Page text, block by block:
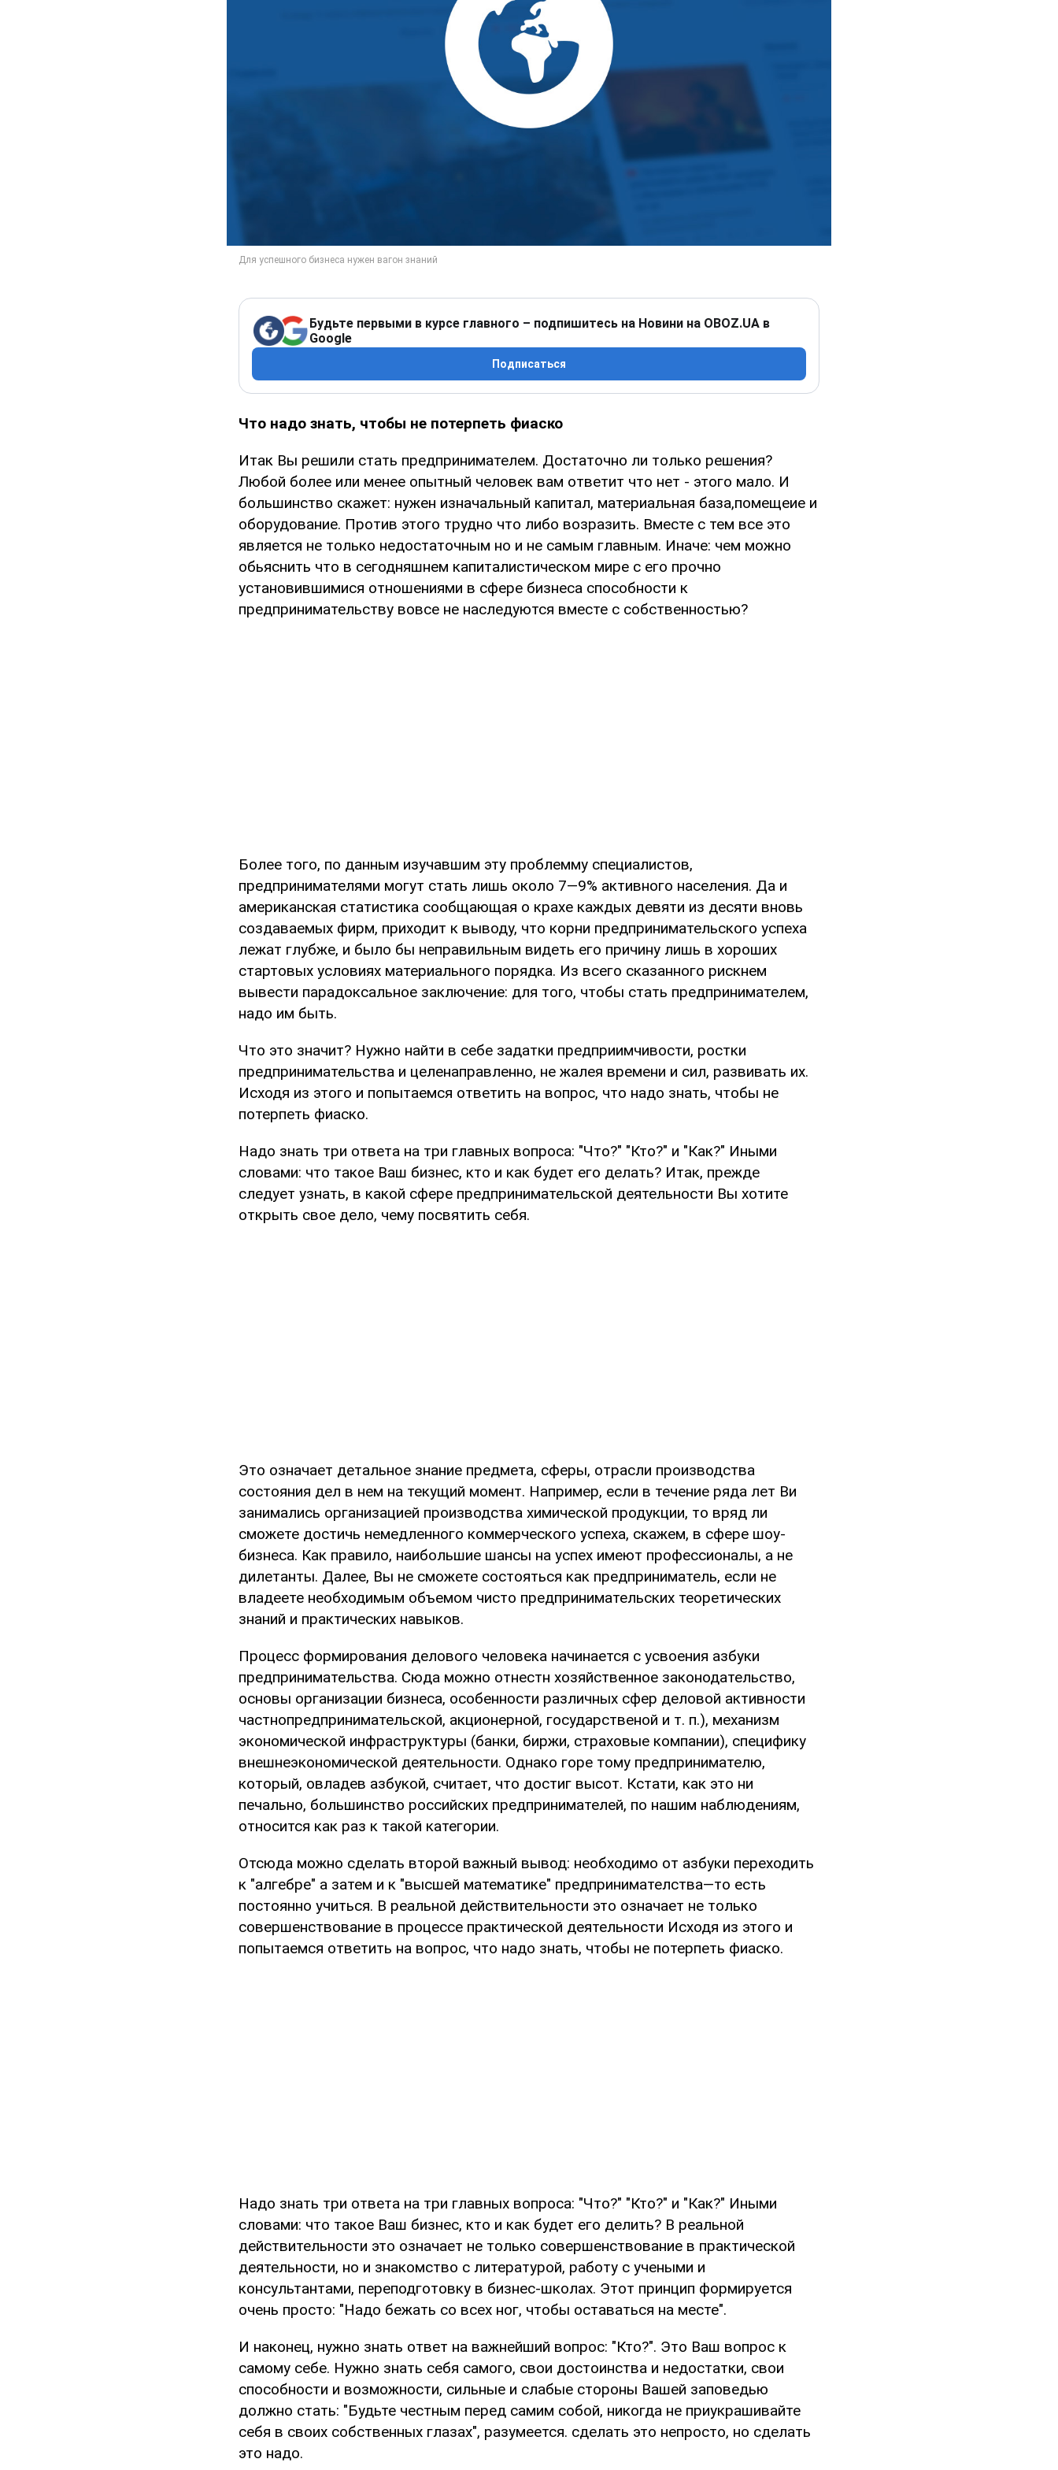
Будьте первыми в курсе главного – подпишитесь на Новини на OBOZ.UA в
Google
Подписаться
Что надо знать, чтобы не потерпеть фиаско
Итак Вы решили стать предпринимателем. Достаточно ли только решения?
Любой более или менее опытный человек вам ответит что нет - этого мало. И
большинство скажет: нужен изначальный капитал, материальная база,помещеие и
оборудование. Против этого трудно что либо возразить. Вместе с тем все это
является не только недостаточным но и не самым главным. Иначе: чем можно
обьяснить что в сегодняшнем капиталистическом мире с его прочно
установившимися отношениями в сфере бизнеса способности к
предпринимательству вовсе не наследуются вместе с собственностью?
Более того, по данным изучавшим эту проблемму специалистов,
предпринимателями могут стать лишь около 7—9% активного населения. Да и
американская статистика сообщающая о крахе каждых девяти из десяти вновь
создаваемых фирм, приходит к выводу, что корни предпринимательского успеха
лежат глубже, и было бы неправильным видеть его причину лишь в хороших
стартовых условиях материального порядка. Из всего сказанного рискнем
вывести парадоксальное заключение: для того, чтобы стать предпринимателем,
надо им быть.
Что это значит? Нужно найти в себе задатки предприимчивости, ростки
предпринимательства и целенаправленно, не жалея времени и сил, развивать их.
Исходя из этого и попытаемся ответить на вопрос, что надо знать, чтобы не
потерпеть фиаско.
Надо знать три ответа на три главных вопроса: "Что?" "Кто?" и "Как?" Иными
словами: что такое Ваш бизнес, кто и как будет его делать? Итак, прежде
следует узнать, в какой сфере предпринимательской деятельности Вы хотите
открыть свое дело, чему посвятить себя.
Это означает детальное знание предмета, сферы, отрасли производства
состояния дел в нем на текущий момент. Например, если в течение ряда лет Ви
занимались организацией производства химической продукции, то вряд ли
сможете достичь немедленного коммерческого успеха, скажем, в сфере шоу-
бизнеса. Как правило, наибольшие шансы на успех имеют профессионалы, а не
дилетанты. Далее, Вы не сможете состояться как предприниматель, если не
владеете необходимым объемом чисто предпринимательских теоретических
знаний и практических навыков.
Процесс формирования делового человека начинается с усвоения азбуки
предпринимательства. Сюда можно отнестн хозяйственное законодательство,
основы организации бизнеса, особенности различных сфер деловой активности
частнопредпринимательской, акционерной, государственой и т. п.), механизм
экономической инфраструктуры (банки, биржи, страховые компании), специфику
внешнеэкономической деятельности. Однако горе тому предпринимателю,
который, овладев азбукой, считает, что достиг высот. Кстати, как это ни
печально, большинство российских предпринимателей, по нашим наблюдениям,
относится как раз к такой категории.
Отсюда можно сделать второй важный вывод: необходимо от азбуки переходить
к "алгебре" а затем и к "высшей математике" предпринимателства—то есть
постоянно учиться. В реальной действительности это означает не только
совершенствование в процессе практической деятельности Исходя из этого и
попытаемся ответить на вопрос, что надо знать, чтобы не потерпеть фиаско.
Надо знать три ответа на три главных вопроса: "Что?" "Кто?" и "Как?" Иными
словами: что такое Ваш бизнес, кто и как будет его делить? В реальной
действительности это означает не только совершенствование в практической
деятельности, но и знакомство с литературой, работу с учеными и
консультантами, переподготовку в бизнес-школах. Этот принцип формируется
очень просто: "Надо бежать со всех ног, чтобы оставаться на месте".
И наконец, нужно знать ответ на важнейший вопрос: "Кто?". Это Ваш вопрос к
самому себе. Нужно знать себя самого, свои достоинства и недостатки, свои
способности и возможности, сильные и слабые стороны Вашей заповедью
должно стать: "Будьте честным перед самим собой, никогда не приукрашивайте
себя в своих собственных глазах", разумеется. сделать это непросто, но сделать
это надо.